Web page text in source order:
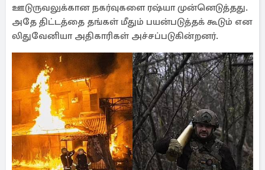
ஊடுருவலுக்கான நகர்வுகளை ரஷ்யா முன்னெடுத்தது.
அதே திட்டத்தை தங்கள் மீதும் பயன்படுத்தக் கூடும் என
லிதுவேனியா அதிகாரிகள் அச்சப்படுகின்றனர்.